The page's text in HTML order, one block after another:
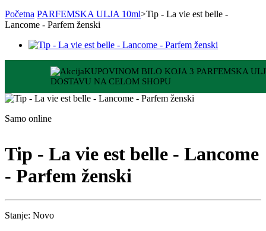
Početna PARFEMSKA ULJA 10ml>Tip - La vie est belle -
Lancome - Parfem ženski
KUPOVINOM BILO KOJA 3 PARFEMSKA
DOSTAVU NA CELOM SHOPU
Samo online
Tip - La vie est belle - Lancome
- Parfem ženski
Stanje: Novo